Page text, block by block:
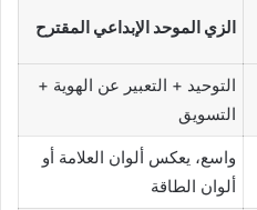
الزي الموحد الإبداعي المقترح
التوحيد + التعبير عن الهوية +
التسويق
واسع، يعكس ألوان العلامة أو
ألوان الطاقة